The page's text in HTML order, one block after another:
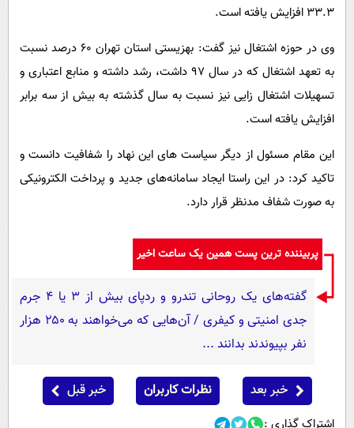
۳۳.۳ افزایش یافته است.
وی در حوزه اشتغال نیز گفت: بهزیستی استان تهران ۶۰ درصد نسبت
به تعهد اشتغال که در سال ۹۷ داشت، رشد داشته و منابع اعتباری و
تسهیلات اشتغال ‌زایی نیز نسبت به سال گذشته به بیش از سه برابر
افزایش یافته است.
این مقام مسئول از دیگر سیاست های این نهاد را شفافیت دانست و
تاکید کرد: در این راستا ایجاد سامانه‌های جدید و پرداخت‌ الکترونیکی
به صورت شفاف مدنظر قرار دارد.
پربیننده ترین پست همین یک ساعت اخیر
گفته‌های یک روحانی تندرو و ردپای بیش از ۳ یا ۴ جرم
جدی امنیتی و کیفری / آن‌هایی که می‌خواهند به ۲۵۰ هزار
نفر بپیوندند بدانند ...
خبر بعد نظرات کاربران خبر قبل
اشتراک گذاری :